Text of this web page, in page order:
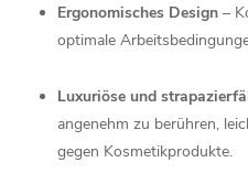
Ergonomisches Design –
optimale
Luxuriöse und
angenehm zu berühren,
gegen Kosmetikprodukte.